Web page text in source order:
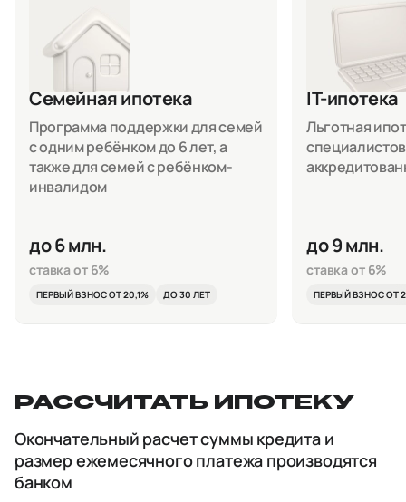
Семейная ипотека
Программа поддержки для семей
с одним ребёнком до 6 лет, а
также для семей с ребёнком-
инвалидом
до 6 млн.
ставка от 6%
ПЕРВЫЙ ВЗНОС ОТ 20,1% ДО 30 ЛЕТ
IT-ипотека
Льготная
до 9 млн.
ставка от 6%
ПЕРВЫЙ ВЗНОС ОТ
РАССЧИТАТЬ ИПОТЕКУ
Окончательный расчет суммы кредита и
размер ежемесячного платежа производятся
банком